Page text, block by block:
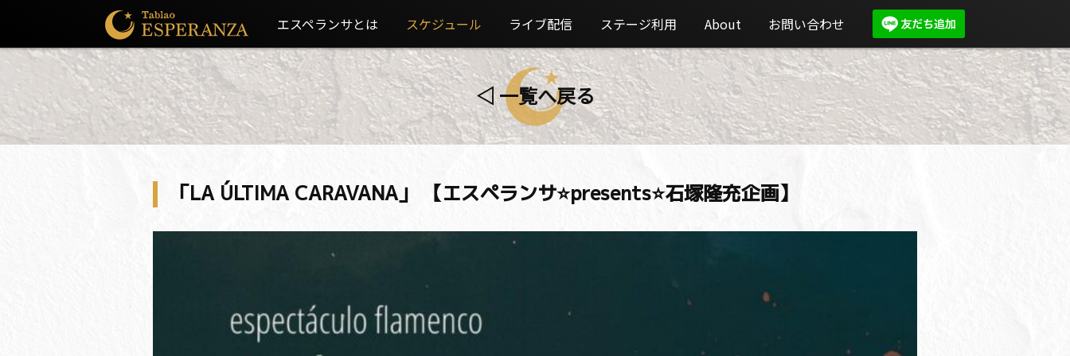
エスペランサとは スケジュール ライブ配信 ステージ利用 About お問い合わせ
◁ 一覧へ戻る
「LA ÚLTIMA CARAVANA」 【エスペランサ⭐️presents⭐️石塚隆充企画】